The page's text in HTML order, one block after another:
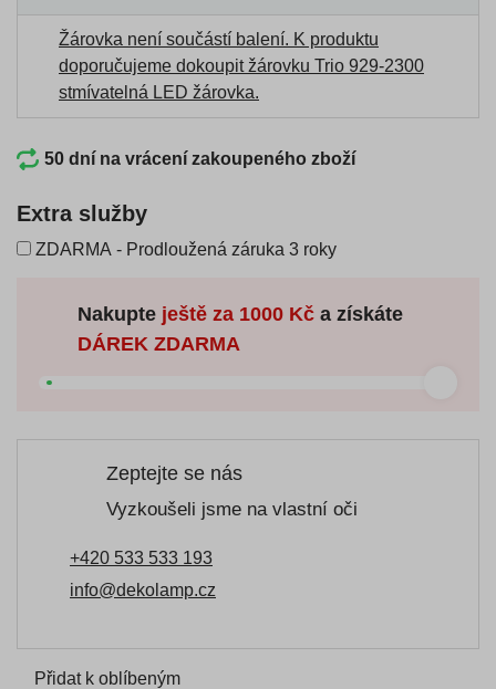
Žárovka není součástí balení. K produktu
doporučujeme dokoupit žárovku Trio 929-2300
stmívatelná LED žárovka.
50 dní na vrácení zakoupeného zboží
Extra služby
ZDARMA - Prodloužená záruka 3 roky
Nakupte ještě za1000 Kča získáte
DÁREK ZDARMA
Zeptejte se nás
Vyzkoušeli jsme na vlastní oči
+420 533 533 193
info@dekolamp.cz
Přidat k oblíbeným